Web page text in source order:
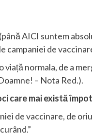
AICI suntem
campaniei de
viață normala, de a
– Nota Red.).
care mai există
de vaccinare, de